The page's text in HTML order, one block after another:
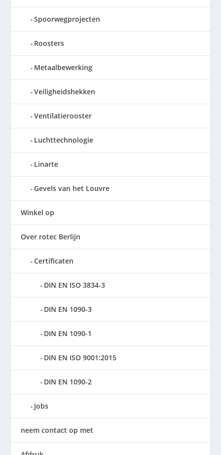
Spoorwegprojecten
Roosters
Metaalbewerking
Veiligheidshekken
Ventilatierooster
Luchttechnologie
Linarte
Gevels van het Louvre
Winkel op
Over rotec Berlijn
Certificaten
DIN EN ISO 3834-3
DIN EN 1090-3
DIN EN 1090-1
DIN EN ISO 9001:2015
DIN EN 1090-2
Jobs
neem contact op met